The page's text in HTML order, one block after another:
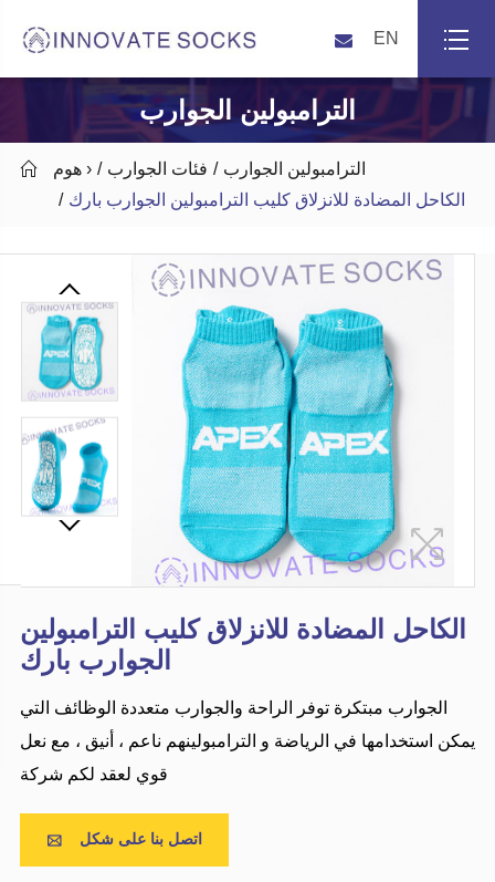
EN
الترامبولين الجوارب
 هوم › فئات الجوارب
الترامبولين الجوارب
الكاحل المضادة للانزلاق كليب الترامبولين الجوارب بارك
الكاحل المضادة للانزلاق كليب الترامبولين
الجوارب بارك
الجوارب مبتكرة توفر الراحة والجوارب متعددة الوظائف التي
يمكن استخدامها في الرياضة و الترامبولينهم ناعم ، أنيق ، مع نعل
قوي لعقد لكم شركة
 اتصل بنا على شكل